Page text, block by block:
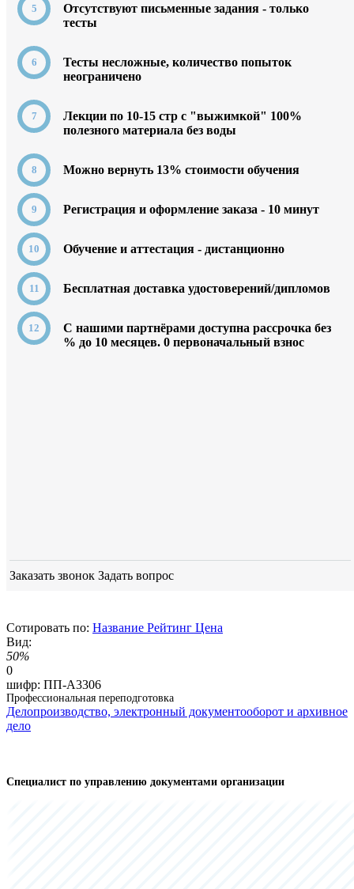
Отсутствуют письменные задания - только
тесты
Тесты несложные, количество попыток
неограничено
Лекции по 10-15 стр с "выжимкой" 100%
полезного материала без воды
Можно вернуть 13% стоимости обучения
Регистрация и оформление заказа - 10 минут
Обучение и аттестация - дистанционно
Бесплатная доставка удостоверений/дипломов
C нашими партнёрами доступна рассрочка без
% до 10 месяцев. 0первоначальный взнос
Заказать звонок Задать вопрос
Сотировать по: Название Рейтинг Цена
Вид:
50%
0
шифр: ПП-А3306
Профессиональная переподготовка
Делопроизводство, электронный документооборот и архивное
дело
Специалист по управлению документами организации